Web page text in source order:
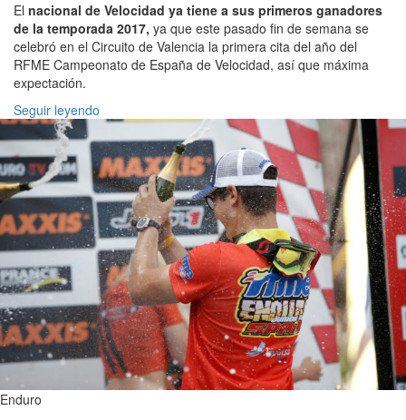
El nacional de Velocidad ya tiene a sus primeros ganadores
de la temporada 2017, ya que este pasado fin de semana se
celebró en el Circuito de Valencia la primera cita del año del
RFME Campeonato de España de Velocidad, así que máxima
expectación.
Seguir leyendo
Enduro